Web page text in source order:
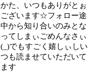
かた、いつもありがとぉ
ございます☆フォロー途
中から知り合いのみとな
ってしまぃごめんなさぃ
(_)でもすごく嬉しぃしい
つも読ませていただいて
ます